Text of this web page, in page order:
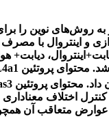
به روش‌های نوین
کنترل اختلاف
متعاقب آن